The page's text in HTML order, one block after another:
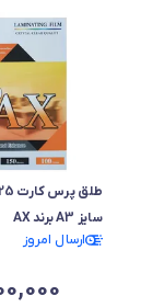
سایز A3 برند AX
ارسال امروز